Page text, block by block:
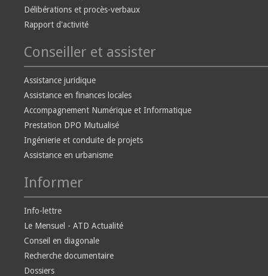
Délibérations et procès-verbaux
Rapport d'activité
Conseiller et assister
Assistance juridique
Assistance en finances locales
Accompagnement Numérique et Informatique
Prestation DPO Mutualisé
Ingénierie et conduite de projets
Assistance en urbanisme
Informer
Info-lettre
Le Mensuel - ATD Actualité
Conseil en diagonale
Recherche documentaire
Dossiers